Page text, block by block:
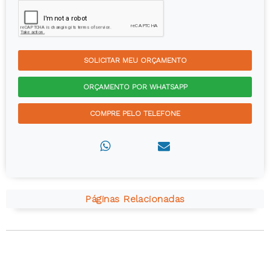
SOLICITAR MEU ORÇAMENTO
ORÇAMENTO POR WHATSAPP
COMPRE PELO TELEFONE
Páginas Relacionadas